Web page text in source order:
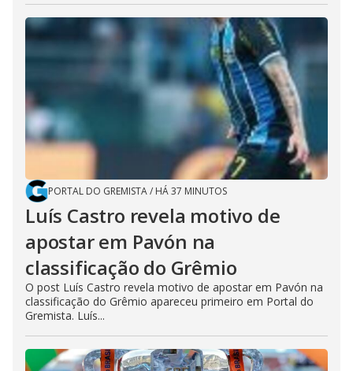
PORTAL DO GREMISTA/ HÁ 37 MINUTOS
Luís Castro revela motivo de
apostar em Pavón na
classificação do Grêmio
O post Luís Castro revela motivo de apostar em Pavón na
classificação do Grêmio apareceu primeiro em Portal do
Gremista. Luís...